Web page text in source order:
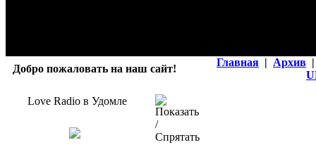
Добро пожаловать на наш сайт!
Главная | Архив |
Love Radio в Удомле